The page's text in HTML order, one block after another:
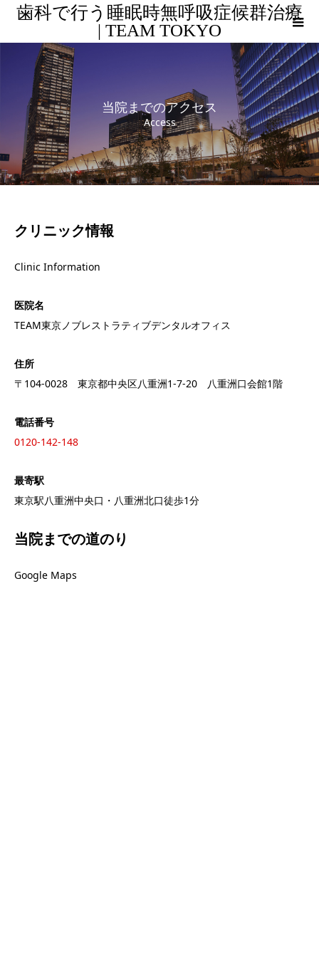
歯科で行う睡眠時無呼吸症候群治療
| TEAM TOKYO
当院までのアクセス
Access
クリニック情報
Clinic Information
医院名
TEAM東京ノブレストラティブデンタルオフィス
住所
〒104-0028 東京都中央区八重洲1-7-20 八重洲口会館1階
電話番号
0120-142-148
最寄駅
東京駅八重洲中央口・八重洲北口徒歩1分
当院までの道のり
Google Maps